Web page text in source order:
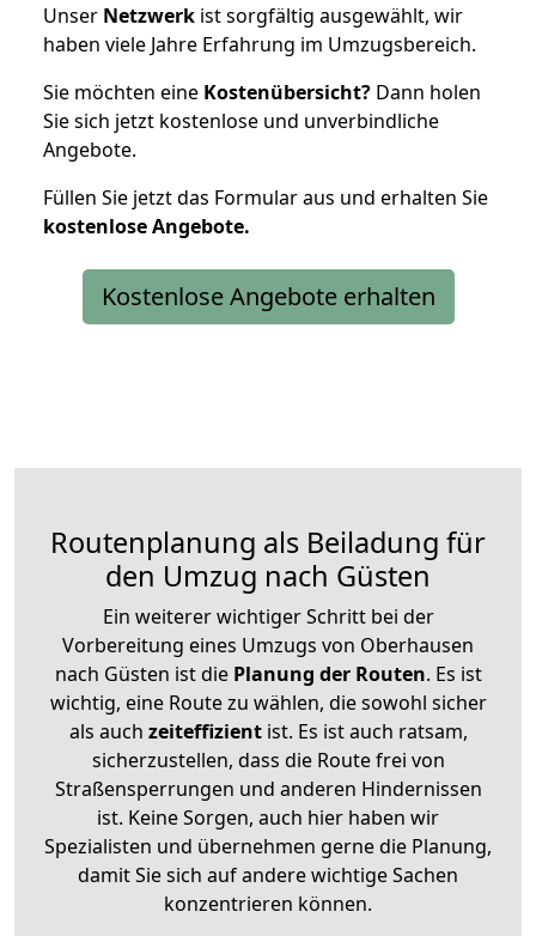
Unser Netzwerk ist sorgfältig ausgewählt, wir
haben viele Jahre Erfahrung im Umzugsbereich.
Sie möchten eine Kostenübersicht? Dann holen
Sie sich jetzt kostenlose und unverbindliche
Angebote.
Füllen Sie jetzt das Formular aus und erhalten Sie
kostenloseAngebote.
Kostenlose Angebote erhalten
Routenplanung als Beiladung für
den Umzug nach Güsten
Ein weiterer wichtiger Schritt bei der
Vorbereitung eines Umzugs von Oberhausen
nach Güsten ist diePlanung der Routen. Es ist
wichtig, eine Route zu wählen, die sowohl sicher
als auch zeiteffizientist. Es ist auch ratsam,
sicherzustellen, dass die Route frei von
Straßensperrungen und anderen Hindernissen
ist. Keine Sorgen, auch hier haben wir
Spezialisten und übernehmen gerne die Planung,
damit Sie sich auf andere wichtige Sachen
konzentrieren können.